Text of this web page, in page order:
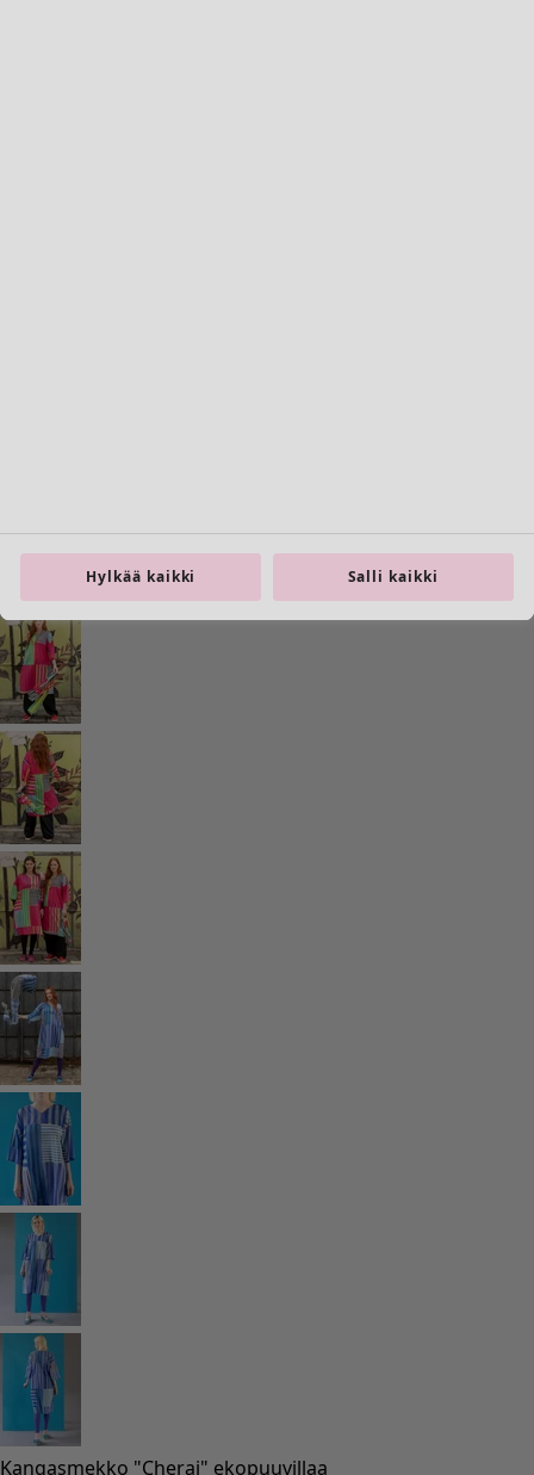
Koti
Uutuus
Kaikki sisustustuotteet
Verhot
Tyynyt & Tyynynpäälliset
Matot
Frotté
Kirjat
Aiempia suosikkeja
Huone
Kylpyhuone
Olohuoneen
Keittiö ja ruokailutila
Osta tyyliä
Klassinen ja maalaishenkinen sisustus
Vanhanaikainen sisustus
Maalaisromanttinen sisustus
Hylkää kaikki Salli kaikki